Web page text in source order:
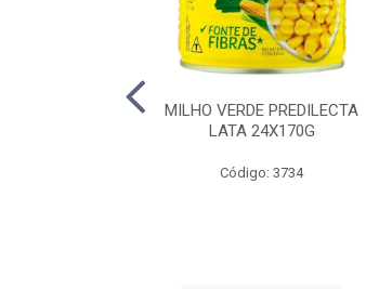
MILHO VERDE PREDILECTA
LATA 24X170G
Código: 3734